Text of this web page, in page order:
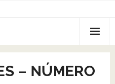
– NÚMERO